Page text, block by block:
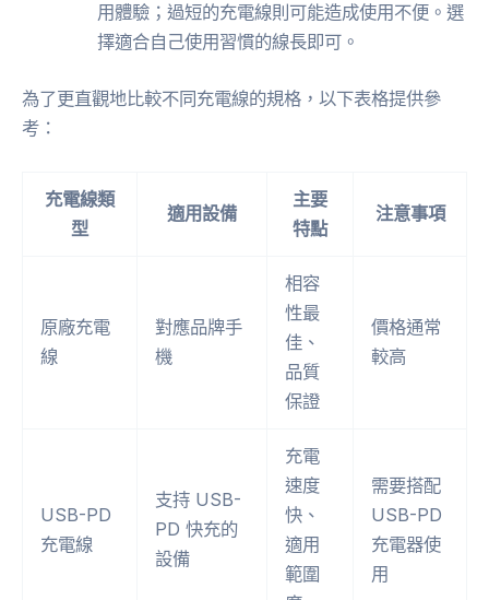
用體驗；過短的充電線則可能造成使用不便。選
擇適合自己使用習慣的線長即可。
為了更直觀地比較不同充電線的規格，以下表格提供參
考：
充電線類
型
適用設備
主要
特點
注意事項
原廠充電
線
對應品牌手
機
相容
性最
佳、
品質
保證
價格通常
較高
USB-PD
充電線
支持 USB-
PD 快充的
設備
充電
速度
快、
適用
範圍
需要搭配
USB-PD
充電器使
用